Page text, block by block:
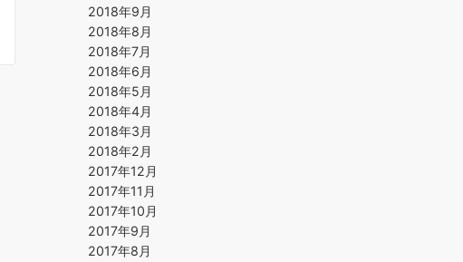
2018年9月
2018年8月
2018年7月
2018年6月
2018年5月
2018年4月
2018年3月
2018年2月
2017年12月
2017年11月
2017年10月
2017年9月
2017年8月